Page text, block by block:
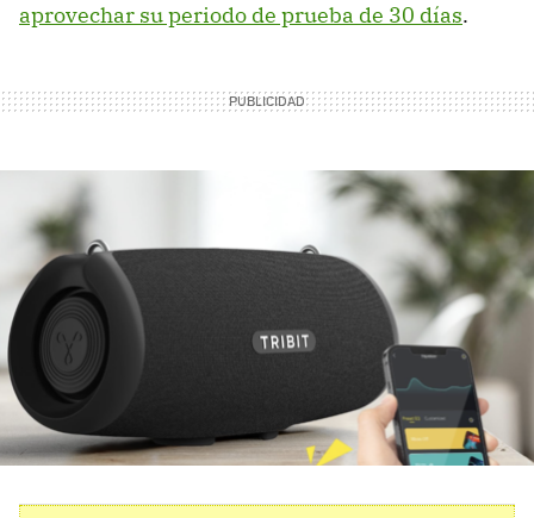
aprovechar su periodo de prueba de 30 días.